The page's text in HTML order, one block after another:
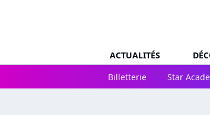
ACTUALITÉS
Billetterie
Star